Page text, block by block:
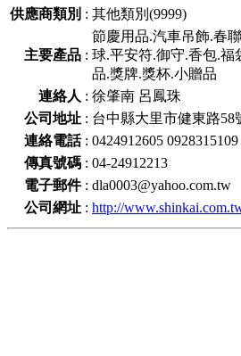
供應商類別 : 其他類別(9999)
主要產品 :
節慶用品.汽車吊飾.春
球.平安符.御守.香包.福
品.獎牌.獎杯.小贈品
連絡人 : 徐肇南 呂鳳珠
公司地址 : 台中縣大里市健東路58
連絡電話: 0424912605 0928315109
傳真號碼 : 04-24912213
電子郵件: dla0003@yahoo.com.tw
公司網址 : http://